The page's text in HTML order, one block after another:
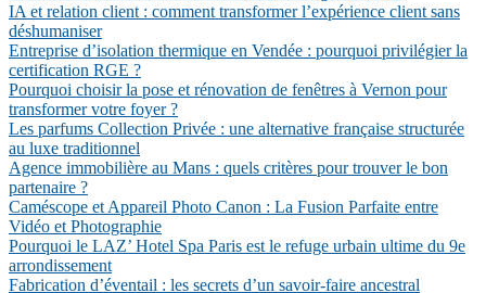
IA et relation client : comment transformer l’expérience client sans
déshumaniser
Entreprise d’isolation thermique en Vendée : pourquoi privilégier la
certification RGE ?
Pourquoi choisir la pose et rénovation de fenêtres à Vernon pour
transformer votre foyer ?
Les parfums Collection Privée : une alternative française structurée
au luxe traditionnel
Agence immobilière au Mans : quels critères pour trouver le bon
partenaire ?
Caméscope et Appareil Photo Canon : La Fusion Parfaite entre
Vidéo et Photographie
Pourquoi le LAZ’ Hotel Spa Paris est le refuge urbain ultime du 9e
arrondissement
Fabrication d’éventail : les secrets d’un savoir-faire ancestral